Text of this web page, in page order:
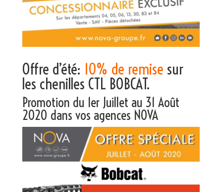
Offre d’été: 10% de remise sur
les chenilles CTL BOBCAT.
Promotion du 1er Juillet au 31 Août
2020 dans vos agences NOVA